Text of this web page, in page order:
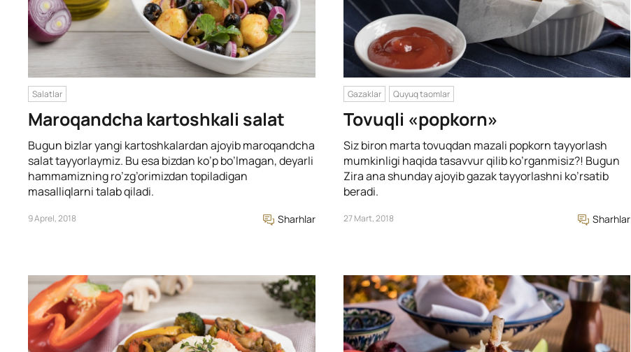
Salatlar
Maroqandcha kartoshkali salat
Bugun bizlar yangi kartoshkalardan ajoyib maroqandcha
salat tayyorlaymiz. Bu esa bizdan ko’p bo’lmagan, deyarli
hammamizning ro’zg’orimizdan topiladigan
masalliqlarni talab qiladi.
9 Aprel, 2018 Sharhlar
Gazaklar Quyuq taomlar
Tovuqli «popkorn»
Siz biron marta tovuqdan mazali popkorn tayyorlash
mumkinligi haqida tasavvur qilib ko’rganmisiz?! Bugun
Zira ana shunday ajoyib gazak tayyorlashni ko’rsatib
beradi.
27 Mart, 2018 Sharhlar